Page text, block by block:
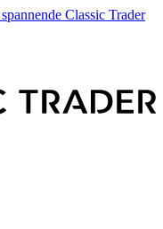
Classic Trader